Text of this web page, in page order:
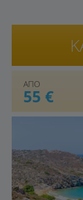
ΑΠΟ
55 €